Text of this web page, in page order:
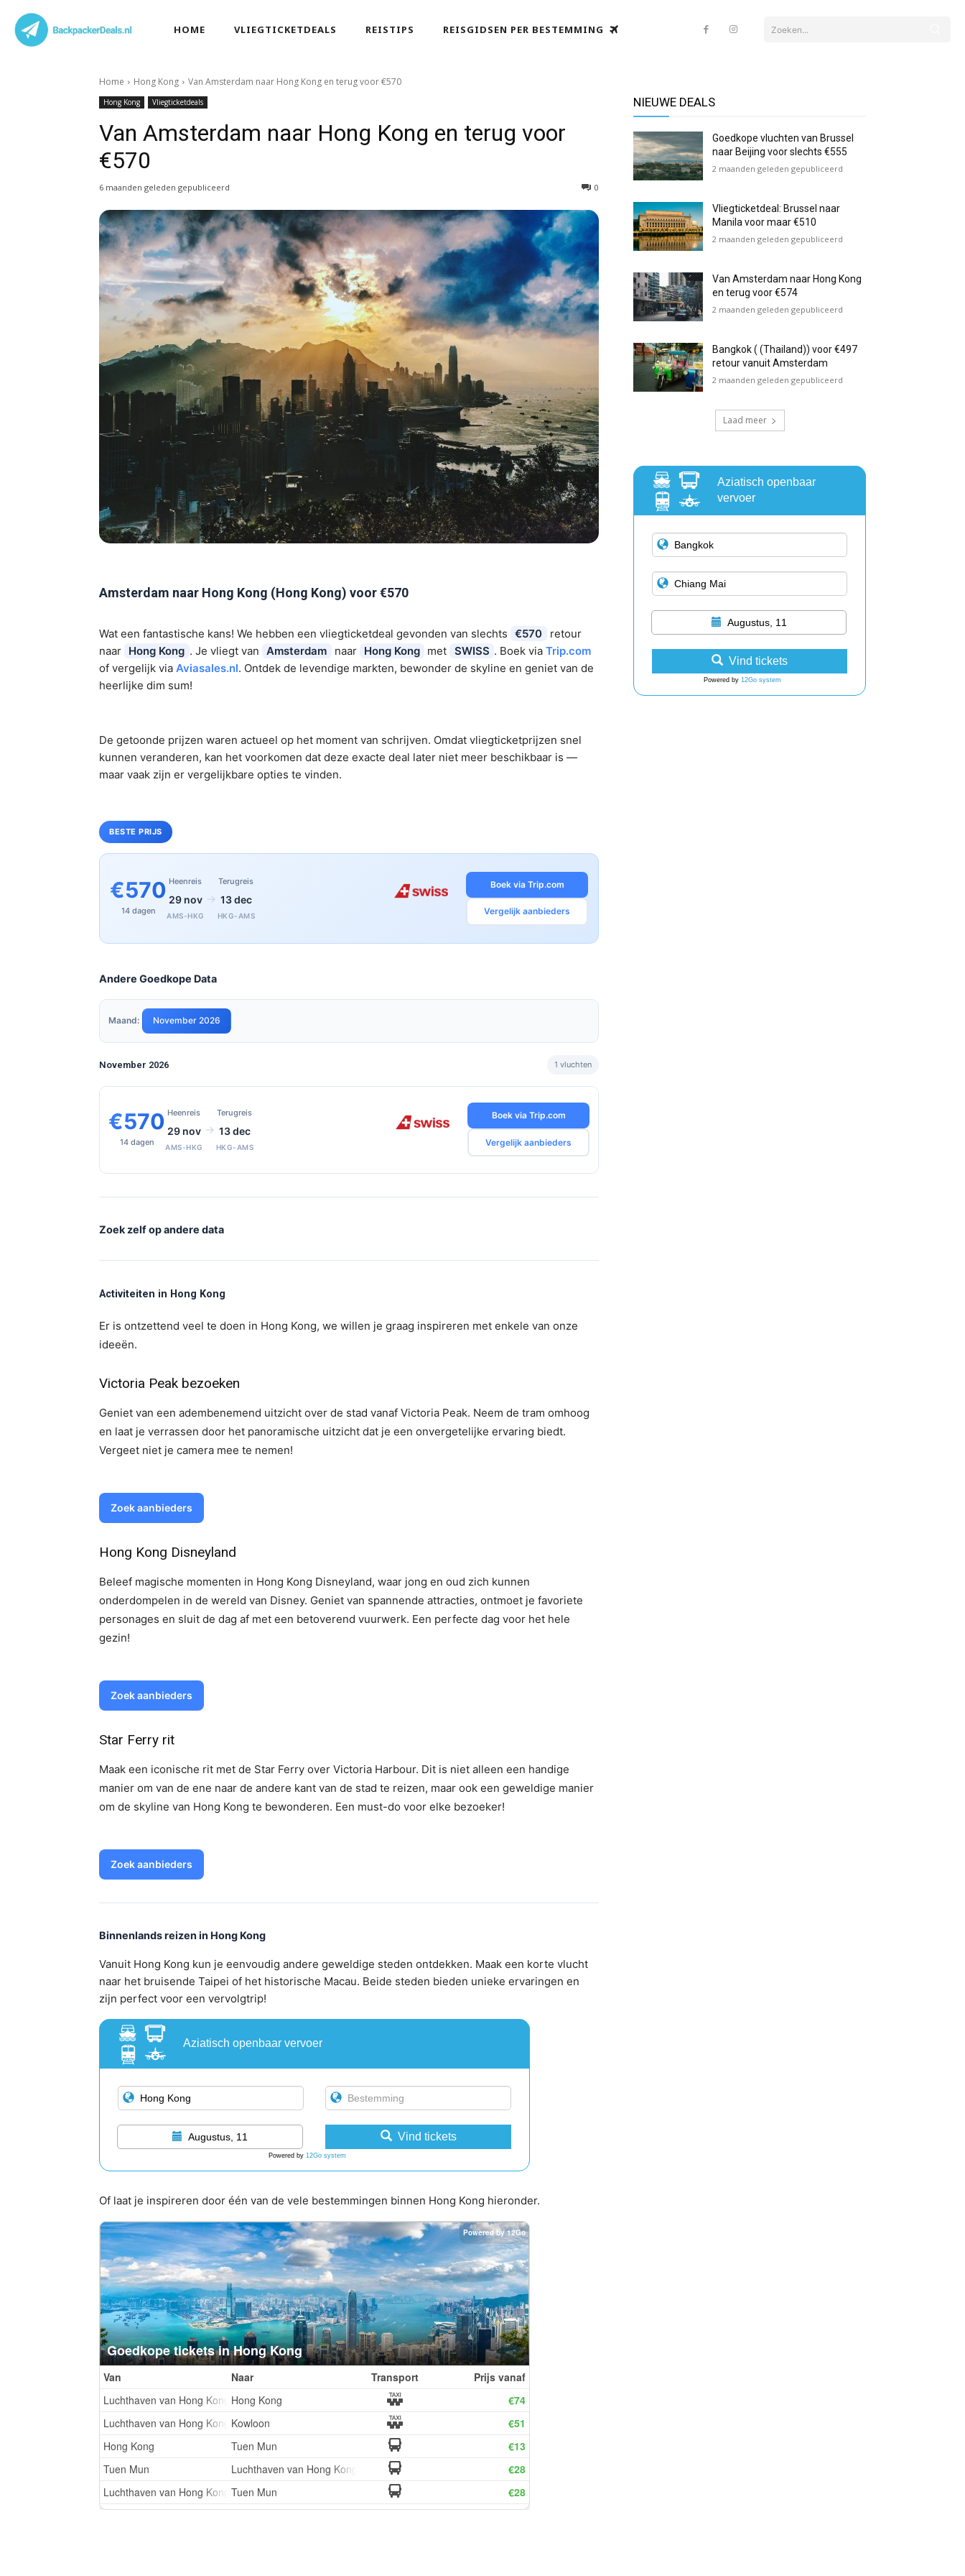
HOME VLIEGTICKETDEALS REISTIPS REISGIDSEN PER BESTEMMING Zoeken...
Home Hong Kong Van Amsterdam naar Hong Kong en terug voor €570
Hong Kong Vliegticketdeals
Van Amsterdam naar Hong Kong en terug voor
€570
6 maanden geleden gepubliceerd 0
Amsterdam naar Hong Kong (Hong Kong) voor €570
Wat een fantastische kans! We hebben een vliegticketdeal gevonden van slechts €570
retour
naar Hong Kong . Je vliegt van Amsterdam naar Hong Kong met SWISS . Boek viaTrip.com
of vergelijk via Aviasales.nl. Ontdek de levendige markten, bewonder de skyline en geniet van de
heerlijke dim sum!
De getoonde prijzen waren actueel op het moment van schrijven. Omdat vliegticketprijzen snel
kunnen veranderen, kan het voorkomen dat deze exacte deal later niet meer beschikbaar is —
maar vaak zijn er vergelijkbare opties te vinden.
BESTE PRIJS
€570
14 dagen
Heenreis
29 nov
AMS-HKG
→
Terugreis
13 dec
HKG-AMS
Boek via Trip.com
Vergelijk aanbieders
Andere Goedkope Data
Maand: November 2026
November 2026 1 vluchten
€570
14 dagen
Heenreis
29 nov
AMS-HKG
→
Terugreis
13 dec
HKG-AMS
Boek via Trip.com
Vergelijk aanbieders
Zoek zelf op andere data
Activiteiten in Hong Kong
Er is ontzettend veel te doen in Hong Kong, we willen je graag inspireren met enkele van onze
ideeën.
Victoria Peak bezoeken
Geniet van een adembenemend uitzicht over de stad vanaf Victoria Peak. Neem de tram omhoog
en laat je verrassen door het panoramische uitzicht dat je een onvergetelijke ervaring biedt.
Vergeet niet je camera mee te nemen!
Zoek aanbieders
Hong Kong Disneyland
Beleef magische momenten in Hong Kong Disneyland, waar jong en oud zich kunnen
onderdompelen in de wereld van Disney. Geniet van spannende attracties, ontmoet je favoriete
personages en sluit de dag af met een betoverend vuurwerk. Een perfecte dag voor het hele
gezin!
Zoek aanbieders
Star Ferry rit
Maak een iconische rit met de Star Ferry over Victoria Harbour. Dit is niet alleen een handige
manier om van de ene naar de andere kant van de stad te reizen, maar ook een geweldige manier
om de skyline van Hong Kong te bewonderen. Een must-do voor elke bezoeker!
Zoek aanbieders
Binnenlands reizen in Hong Kong
Vanuit Hong Kong kun je eenvoudig andere geweldige steden ontdekken. Maak een korte vlucht
naar het bruisende Taipei of het historische Macau. Beide steden bieden unieke ervaringen en
zijn perfect voor een vervolgtrip!
Aziatisch openbaar vervoer
Augustus, 11 Vind tickets
Powered by 12Go system
Of laat je inspireren door één van de vele bestemmingen binnen Hong Kong hieronder.
NIEUWE DEALS
Goedkope vluchten van Brussel
naar Beijing voor slechts €555
2 maanden geleden gepubliceerd
Vliegticketdeal: Brussel naar
Manila voor maar €510
2 maanden geleden gepubliceerd
Van Amsterdam naar Hong Kong
en terug voor €574
2 maanden geleden gepubliceerd
Bangkok ( (Thailand)) voor €497
retour vanuit Amsterdam
2 maanden geleden gepubliceerd
Laad meer
Aziatisch openbaar
vervoer
Augustus, 11
Vind tickets
Powered by 12Go system